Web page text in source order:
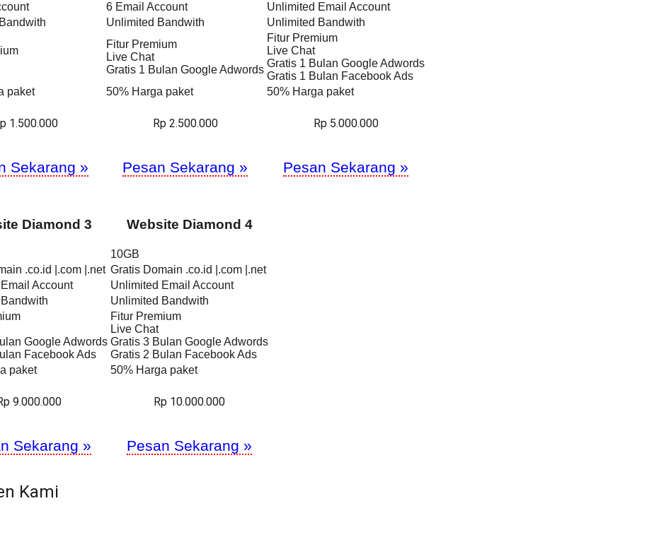
6 Email Account
Unlimited Email Account
Unlimited Bandwith Unlimited Bandwith
Fitur Premium
Live Chat
Gratis 1 Bulan Google Adwords
Fitur Premium
Live Chat
Gratis 1 Bulan Google Adwords
Gratis 1 Bulan Facebook Ads
paket 50% Harga paket 50% Harga paket
1.500.000 Rp 2.500.000 Rp 5.000.000
Sekarang » Pesan Sekarang » Pesan Sekarang »
Diamond 3 Website Diamond 4
10GB
.co.id |.com |.net Gratis Domain .co.id |.com |.net
Account
Unlimited Email Account
Unlimited Bandwith
Google Adwords
Facebook Ads
Fitur Premium
Live Chat
Gratis 3 Bulan Google Adwords
Gratis 2 Bulan Facebook Ads
paket 50% Harga paket
9.000.000 Rp 10.000.000
Sekarang » Pesan Sekarang »
Kami